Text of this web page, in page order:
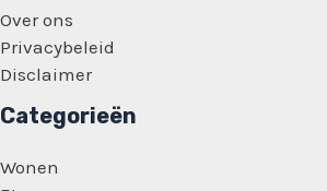
Over ons
Privacybeleid
Disclaimer
Categorieën
Wonen